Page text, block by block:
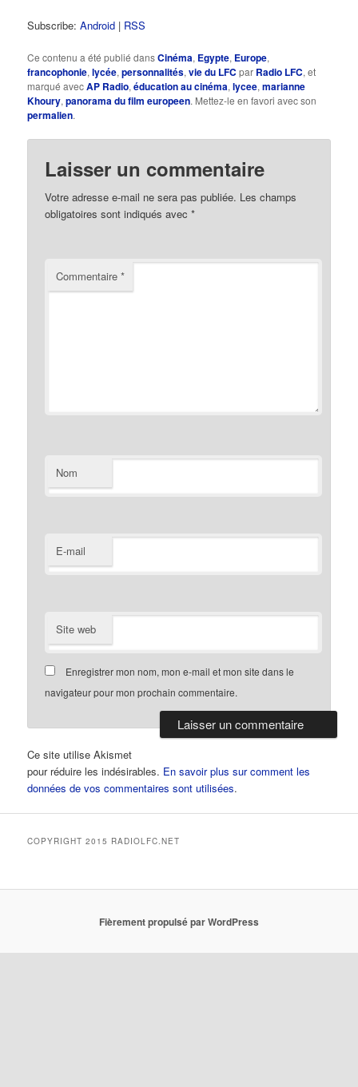
Subscribe:Android | RSS
Ce contenu a été publié dansCinéma, Egypte, Europe,
francophonie,lycée,personnalités,vie du LFC par Radio LFC, et
marqué avecAP Radio,éducation au cinéma,lycee,marianne
Khoury,panorama du film europeen. Mettez-le en favori avec son
permalien.
Laisser un commentaire
Votre adresse e-mail ne sera pas publiée. Les champs
obligatoires sont indiqués avec*
Commentaire*
Nom
E-mail
Site web
Enregistrer mon nom, mon e-mail et mon site dans le
navigateur pour mon prochain commentaire.
Ce site utilise Akismet
pour réduire les indésirables. En savoir plus sur comment les
données de vos commentaires sont utilisées.
COPYRIGHT 2015 RADIOLFC.NET
Fièrement propulsé par WordPress